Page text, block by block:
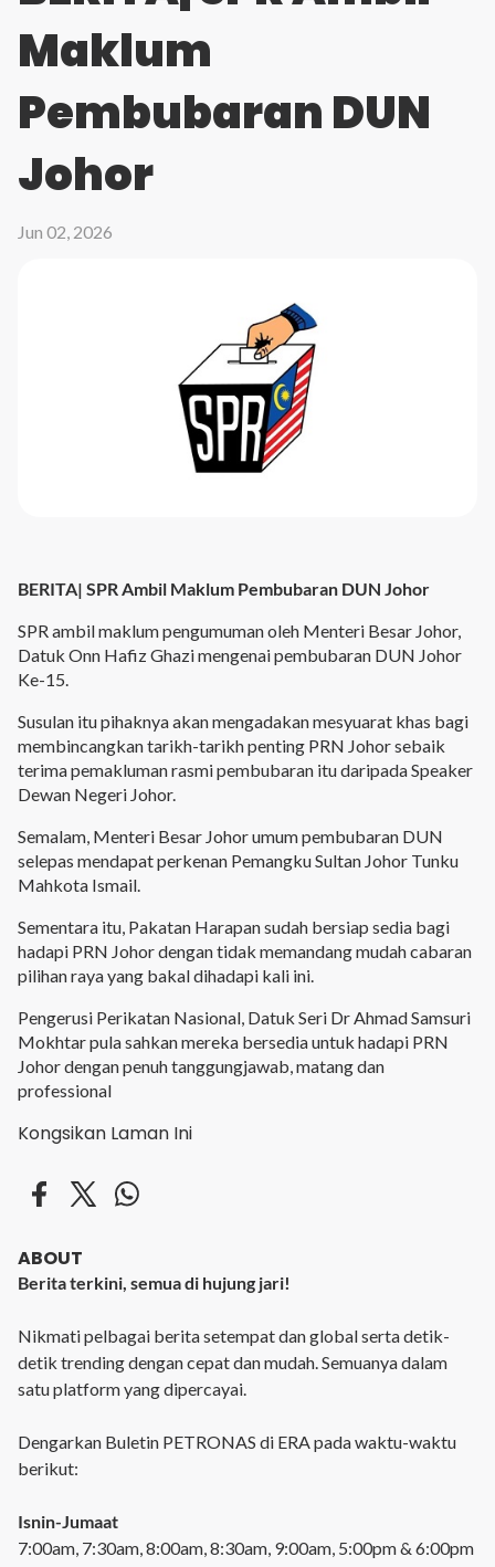
Maklum
Pembubaran DUN
Johor
Jun 02, 2026
BERITA| SPR Ambil Maklum Pembubaran DUN Johor
SPR ambil maklum pengumuman oleh Menteri Besar Johor,
Datuk Onn Hafiz Ghazi mengenai pembubaran DUN Johor
Ke-15.
Susulan itu pihaknya akan mengadakan mesyuarat khas bagi
membincangkan tarikh-tarikh penting PRN Johor sebaik
terima pemakluman rasmi pembubaran itu daripada Speaker
Dewan Negeri Johor.
Semalam, Menteri Besar Johor umum pembubaran DUN
selepas mendapat perkenan Pemangku Sultan Johor Tunku
Mahkota Ismail.
Sementara itu, Pakatan Harapan sudah bersiap sedia bagi
hadapi PRN Johor dengan tidak memandang mudah cabaran
pilihan raya yang bakal dihadapi kali ini.
Pengerusi Perikatan Nasional, Datuk Seri Dr Ahmad Samsuri
Mokhtar pula sahkan mereka bersedia untuk hadapi PRN
Johor dengan penuh tanggungjawab, matang dan
professional
Kongsikan Laman Ini
ABOUT
Berita terkini, semua di hujung jari!
Nikmati pelbagai berita setempat dan global serta detik-
detik trending dengan cepat dan mudah. Semuanya dalam
satu platform yang dipercayai.
Dengarkan Buletin PETRONAS di ERA pada waktu-waktu
berikut:
Isnin-Jumaat
7:00am, 7:30am, 8:00am, 8:30am, 9:00am, 5:00pm & 6:00pm